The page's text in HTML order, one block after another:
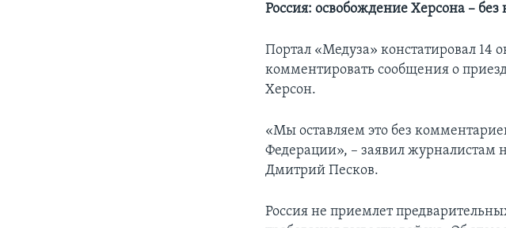
Россия: освобождение Херсона –
Портал «Медуза» констатировал 14
комментировать сообщения о
Херсон.
«Мы оставляем это без
Федерации», – заявил журналистам
Дмитрий Песков.
Россия не приемлет